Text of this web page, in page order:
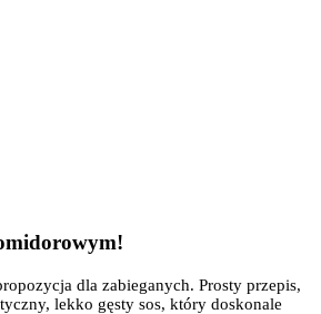
dla zabieganych. Prosty przepis,
lekko gęsty sos, który doskonale